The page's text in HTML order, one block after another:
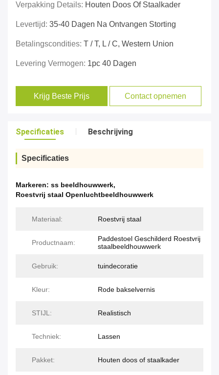
Verpakking Details: Houten Doos Of Staalkader
Levertijd: 35-40 Dagen Na Ontvangen Storting
Betalingscondities: T / T, L / C, Western Union
Levering Vermogen: 1pc 40 Dagen
Krijg Beste Prijs Contact opnemen
Specificaties Beschrijving
Specificaties
Markeren: ss beeldhouwwerk,
Roestvrij staal Openluchtbeeldhouwwerk
Materiaal: Roestvrij staal
Productnaam:
Paddestoel Geschilderd Roestvrij
staalbeeldhouwwerk
Gebruik: tuindecoratie
Kleur: Rode bakselvernis
STIJL: Realistisch
Techniek: Lassen
Pakket: Houten doos of staalkader